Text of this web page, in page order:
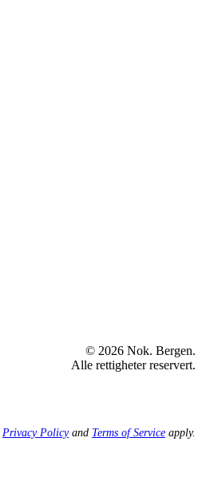
© 2026 Nok. Bergen.
Alle rettigheter reservert.
Privacy Policyand Terms of Service apply.